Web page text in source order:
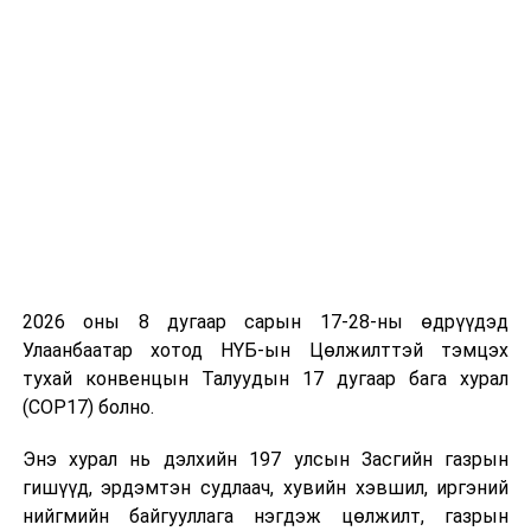
хэлэлцэхийг чуулганы нэгдсэн хуралдаанд оролцсон
гишүүдийн олонх дэмжив.
Иймд хуулийн төслүүдийг анхны хэлэлцүүлэгт
шилжүүллээ.
2026 оны 8 дугаар сарын 17-28-ны өдрүүдэд
Улаанбаатар хотод НҮБ-ын Цөлжилттэй тэмцэх
тухай конвенцын Талуудын 17 дугаар бага хурал
(COP17) болно.
Энэ хурал нь дэлхийн 197 улсын Засгийн газрын
гишүүд, эрдэмтэн судлаач, хувийн хэвшил, иргэний
нийгмийн байгууллага нэгдэж цөлжилт, газрын